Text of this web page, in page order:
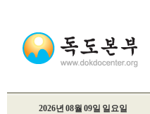
2026년 08월 09일 일요일